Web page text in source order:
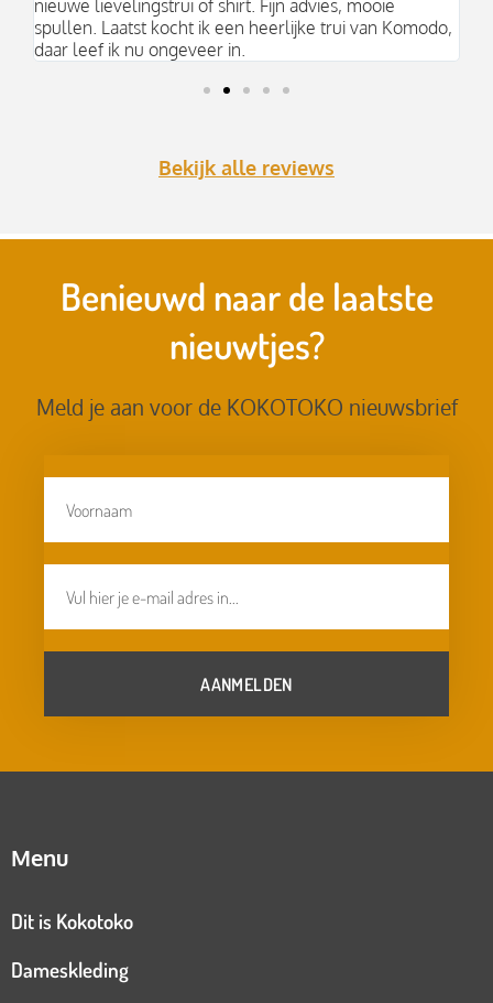
nieuwe lievelingstrui of shirt. Fijn advies, mooie
spullen. Laatst kocht ik een heerlijke trui van Komodo,
daar leef ik nu ongeveer in.
Bekijk alle reviews
Benieuwd naar de laatste
nieuwtjes?
Meld je aan voor de KOKOTOKO nieuwsbrief
AANMELDEN
Menu
Dit is Kokotoko
Dameskleding